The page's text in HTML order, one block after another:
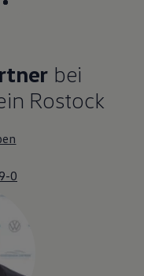
bei
Rostock
0